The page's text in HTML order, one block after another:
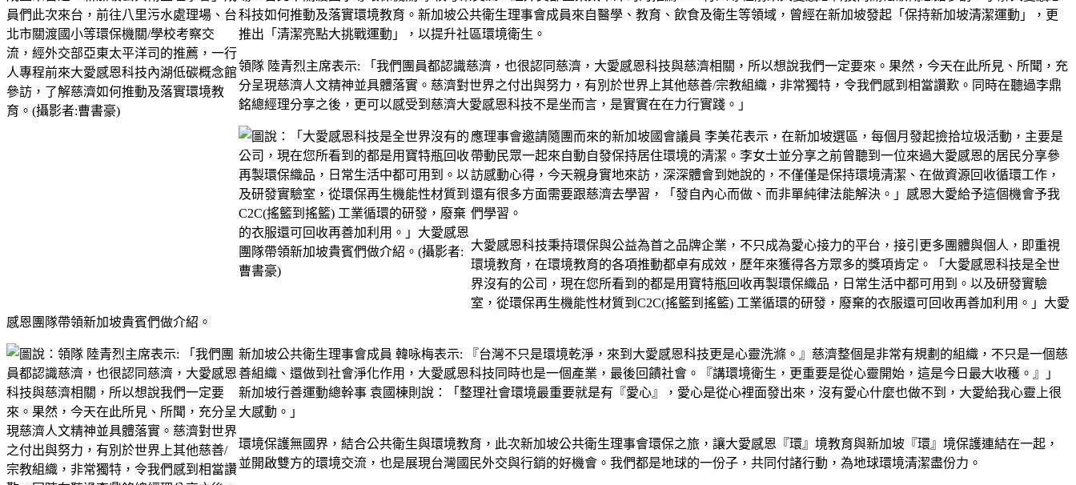
科技如何推動及落實環境教育。新加坡公共衛生理事會成員來自醫學、教育、飲食及衛生等領域，曾經在新加坡發起「保持新加坡清潔運動」，更
推出「清潔亮點大挑戰運動」，以提升社區環境衛生。
領隊 陸青烈主席表示: 「我們團員都認識慈濟，也很認同慈濟，大愛感恩科技與慈濟相關，所以想說我們一定要來。果然，今天在此所見、所聞，充
分呈現慈濟人文精神並具體落實。慈濟對世界之付出與努力，有別於世界上其他慈善/宗教組織，非常獨特，令我們感到相當讚歎。同時在聽過李鼎
銘總經理分享之後，更可以感受到慈濟大愛感恩科技不是坐而言，是實實在在力行實踐。」
應理事會邀請隨團而來的新加坡國會議員 李美花表示，在新加坡選區，每個月發起撿拾垃圾活動，主要是
帶動民眾一起來自動自發保持居住環境的清潔。李女士並分享之前曾聽到一位來過大愛感恩的居民分享參
訪感動心得，今天親身實地來訪，深深體會到她說的，不僅僅是保持環境清潔、在做資源回收循環工作，
還有很多方面需要跟慈濟去學習，「發自內心而做、而非單純律法能解決。」感恩大愛給予這個機會予我
們學習。
大愛感恩科技秉持環保與公益為首之品牌企業，不只成為愛心接力的平台，接引更多團體與個人，即重視
環境教育，在環境教育的各項推動都卓有成效，歷年來獲得各方眾多的獎項肯定。「大愛感恩科技是全世
界沒有的公司，現在您所看到的都是用寶特瓶回收再製環保織品，日常生活中都可用到。以及研發實驗
室，從環保再生機能性材質到C2C(搖籃到搖籃) 工業循環的研發，廢棄的衣服還可回收再善加利用。」大愛
感恩團隊帶領新加坡貴賓們做介紹。
新加坡公共衛生理事會成員 韓咏梅表示: 『台灣不只是環境乾淨，來到大愛感恩科技更是心靈洗滌。』慈濟整個是非常有規劃的組織，不只是一個慈
善組織、還做到社會淨化作用，大愛感恩科技同時也是一個產業，最後回饋社會。『講環境衛生，更重要是從心靈開始，這是今日最大收穫。』」
新加坡行善運動總幹事 袁國棟則說：「整理社會環境最重要就是有『愛心』，愛心是從心裡面發出來，沒有愛心什麼也做不到，大愛給我心靈上很
大感動。」
環境保護無國界，結合公共衛生與環境教育，此次新加坡公共衛生理事會環保之旅，讓大愛感恩『環』境教育與新加坡『環』境保護連結在一起，
並開啟雙方的環境交流，也是展現台灣國民外交與行銷的好機會。我們都是地球的一份子，共同付諸行動，為地球環境清潔盡份力。